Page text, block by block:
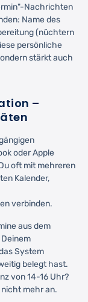
Nachrichten
Name des
(nüchtern
persönliche
stärkt auch
–
oder Apple
oft mit mehreren
Kalender,
verbinden.
aus dem
System
belegt hast.
von 14-16 Uhr?
mehr an.